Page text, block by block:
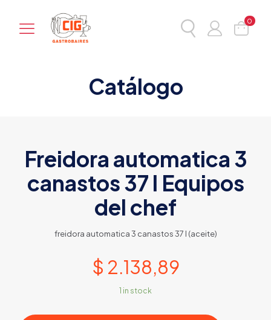
0
Catálogo
Freidora automatica 3
canastos 37 l Equipos
del chef
freidora automatica 3 canastos 37 l (aceite)
$ 2.138,89
1 in stock